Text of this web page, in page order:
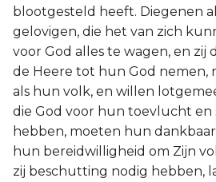
blootgesteld heeft. Diegenen
gelovigen, die het van zich
voor God alles te wagen, en zij
de Heere tot hun God nemen,
als hun volk, en willen
die God voor hun toevlucht en
hebben, moeten hun
hun bereidwilligheid om Zijn
zij beschutting nodig hebben,